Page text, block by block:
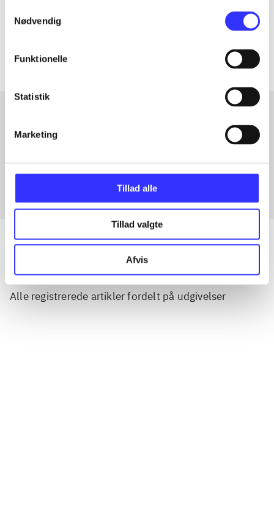
Nødvendig
Funktionelle
Statistik
Marketing
Tillad alle
Tillad valgte
Afvis
Artikler med samme emner
Artikler
Alle registrerede artikler fordelt på udgivelser